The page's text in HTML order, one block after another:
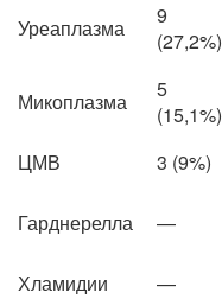
Уреаплазма
9
(27,2%)
Микоплазма
5
(15,1%)
ЦМВ 3 (9%)
Гарднерелла —
Хламидии —